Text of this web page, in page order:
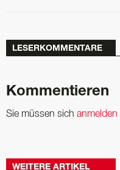
LESERKOMMENTARE
Kommentieren
Sie müssen sich anmelden
WEITERE ARTIKEL